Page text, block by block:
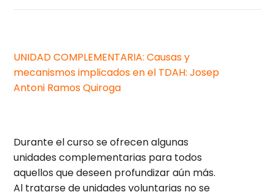
UNIDAD COMPLEMENTARIA: Causas y
mecanismos implicados en el TDAH: Josep
Antoni Ramos Quiroga
Durante el curso se ofrecen algunas
unidades complementarias para todos
aquellos que deseen profundizar aún más.
Al tratarse de unidades voluntarias no se